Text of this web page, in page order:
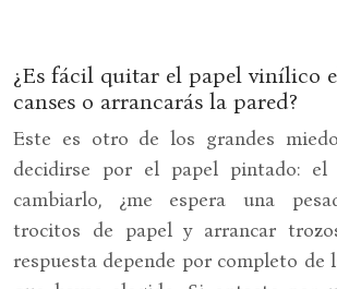
¿Es fácil quitar el papel vinílico
canses o arrancarás la pared?
Este es otro de los grandes
decidirse por el papel pintado:
cambiarlo, ¿me espera una
trocitos de papel y arrancar
respuesta depende por completo de